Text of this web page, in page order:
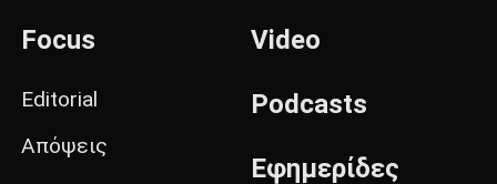
Focus
Editorial
Απόψεις
Video
Podcasts
Εφημερίδες